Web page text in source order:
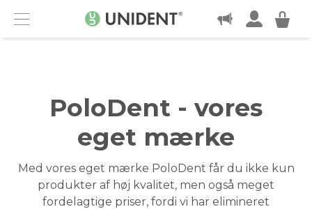
Menu
KONTAKT
PoloDent - vores
eget mærke
Med vores eget mærke PoloDent får du ikke kun
produkter af høj kvalitet, men også meget
fordelagtige priser, fordi vi har elimineret